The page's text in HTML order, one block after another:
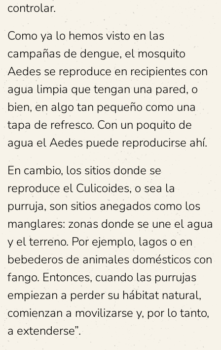
controlar.
Como ya lo hemos visto en las
campañas de dengue, el mosquito
Aedes se reproduce en recipientes con
agua limpia que tengan una pared, o
bien, en algo tan pequeño como una
tapa de refresco. Con un poquito de
agua el Aedes puede reproducirse ahí.
En cambio, los sitios donde se
reproduce el Culicoides, o sea la
purruja, son sitios anegados como los
manglares: zonas donde se une el agua
y el terreno. Por ejemplo, lagos o en
bebederos de animales domésticos con
fango. Entonces, cuando las purrujas
empiezan a perder su hábitat natural,
comienzan a movilizarse y, por lo tanto,
a extenderse”.